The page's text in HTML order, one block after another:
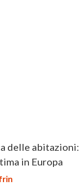
delle abitazioni:
in Europa